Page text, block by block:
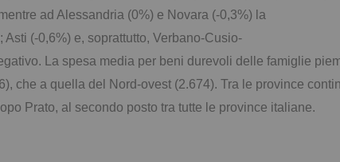
ad Alessandria (0%) e Novara (-0,3%) la
(-0,6%) e, soprattutto, Verbano-Cusio-
La spesa media per beni durevoli delle famiglie
che a quella del Nord-ovest (2.674). Tra le province
Prato, al secondo posto tra tutte le province italiane.